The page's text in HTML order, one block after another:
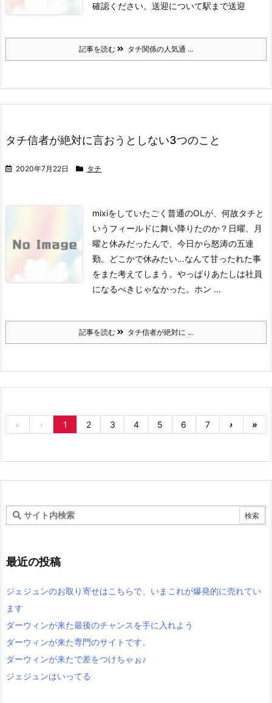
確認ください。 送迎について駅まで送迎
記事を読む タチ関係の人気通 ...
タチ信者が絶対に言おうとしない3つのこと
2020年7月22日 タチ
mixiをしていたごく普通のOLが、何故タチと
いうフィールドに舞い降りたのか？日曜、月
曜と休みだったんで、今日から怒涛の五連
勤。
どこかで休みたい…なんて甘ったれた事
をまた考えてしまう。やっぱりあたしは社員
になるべきじゃなかった。ホン ...
記事を読む タチ信者が絶対に ...
« ‹ 1 2 3 4 5 6 7 › »
最近の投稿
ジェジュンのお取り寄せはこちらで、いまこれが爆発的に売れてい
ます
ダーウィンが来た最後のチャンスを手に入れよう
ダーウィンが来た専門のサイトです。
ダーウィンが来たで差をつけちゃぉ♪
ジェジュンはいってる